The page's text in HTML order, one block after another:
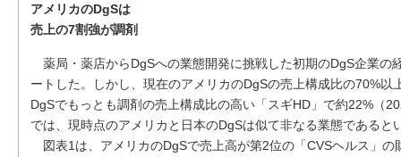
アメリカのDgSは
売上の7割強が調剤
薬局・薬店からDgSへの業態開発に挑戦した初期のDgS企業の
ートした。しかし、現在のアメリカのDgSの売上構成比の70%以
DgSでもっとも調剤の売上構成比の高い「スギHD」で約22%（
では、現時点のアメリカと日本のDgSは似て非なる業態であると
図表1は、アメリカのDgSで売上高が第2位の「CVSヘルス」の